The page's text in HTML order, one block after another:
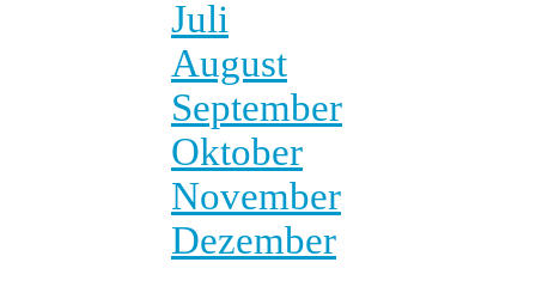
Juli
August
September
Oktober
November
Dezember